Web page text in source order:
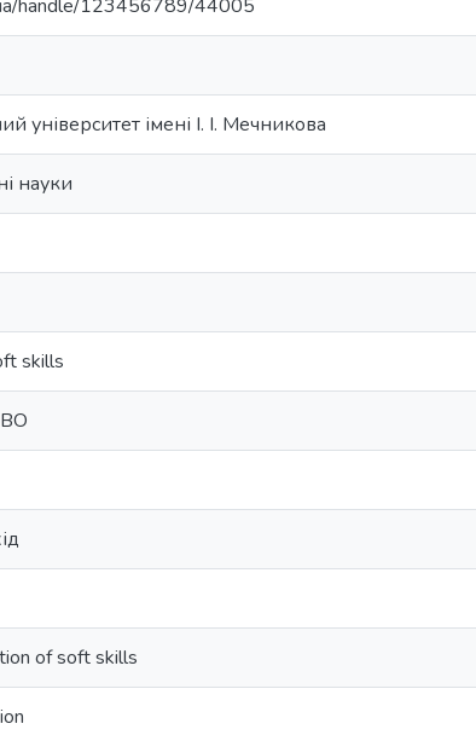
handle/123456789/44005
університет імені І. І. Мечникова
науки
skills
of soft skills